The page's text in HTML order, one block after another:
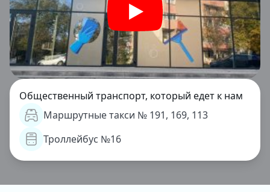
Общественный транспорт, который едет к нам
Маршрутные такси № 191, 169, 113
Троллейбус №16